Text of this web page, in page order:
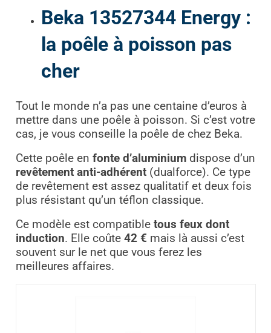
Beka 13527344 Energy :
la poêle à poisson pas
cher
Tout le monde n’a pas une centaine d’euros à
mettre dans une poêle à poisson. Si c’est votre
cas, je vous conseille la poêle de chez Beka.
Cette poêle en fonte d’aluminiumdispose d’un
revêtement anti-adhérent(dualforce). Ce type
de revêtement est assez qualitatif et deux fois
plus résistant qu’un téflon classique.
Ce modèle est compatible tous feux dont
induction. Elle coûte 42 € mais là aussi c’est
souvent sur le net que vous ferez les
meilleures affaires.